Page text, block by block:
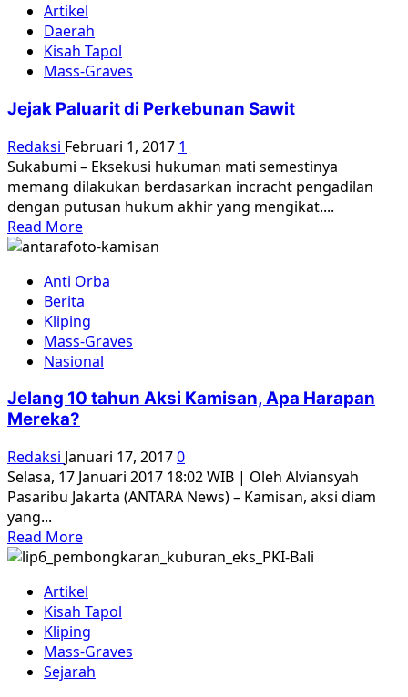
Demi
rekonsiliasi,
memahami
sejarah
1965
menyeluruh
Artikel
Daerah
Kisah Tapol
Mass-Graves
Jejak Paluarit di Perkebunan Sawit
Redaksi Februari 1, 2017 1
Sukabumi – Eksekusi hukuman mati semestinya
memang dilakukan berdasarkan incracht pengadilan
dengan putusan hukum akhir yang mengikat....
Read MoreRead
more
Jejak
Paluarit
di
Perkebunan
Sawit
Anti Orba
Berita
Kliping
Mass-Graves
Nasional
Jelang 10 tahun Aksi Kamisan, Apa Harapan
Mereka?
Redaksi Januari 17, 20170
Selasa, 17 Januari 2017 18:02 WIB | Oleh Alviansyah
Pasaribu Jakarta (ANTARA News) – Kamisan, aksi diam
yang...
Read MoreRead
more
Jelang
10
tahun
Aksi
Kamisan,
Artikel
Kisah Tapol
Kliping
Mass-Graves
Sejarah